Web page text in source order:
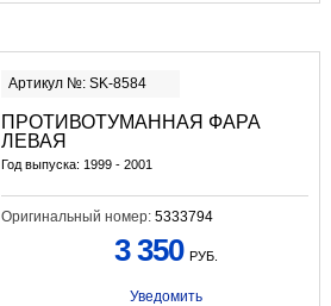
Артикул №: SK-8584
ПРОТИВОТУМАННАЯ ФАРА
ЛЕВАЯ
Год выпуска: 1999 - 2001
Оригинальный номер: 5333794
3 350 РУБ.
Уведомить